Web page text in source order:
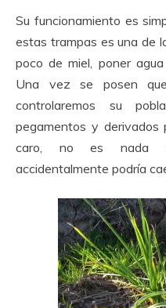
Su funcionamiento es
estas trampas es una de
poco de miel, poner
Una vez se posen
controlaremos su
pegamentos y
caro, no es nada
accidentalmente podría